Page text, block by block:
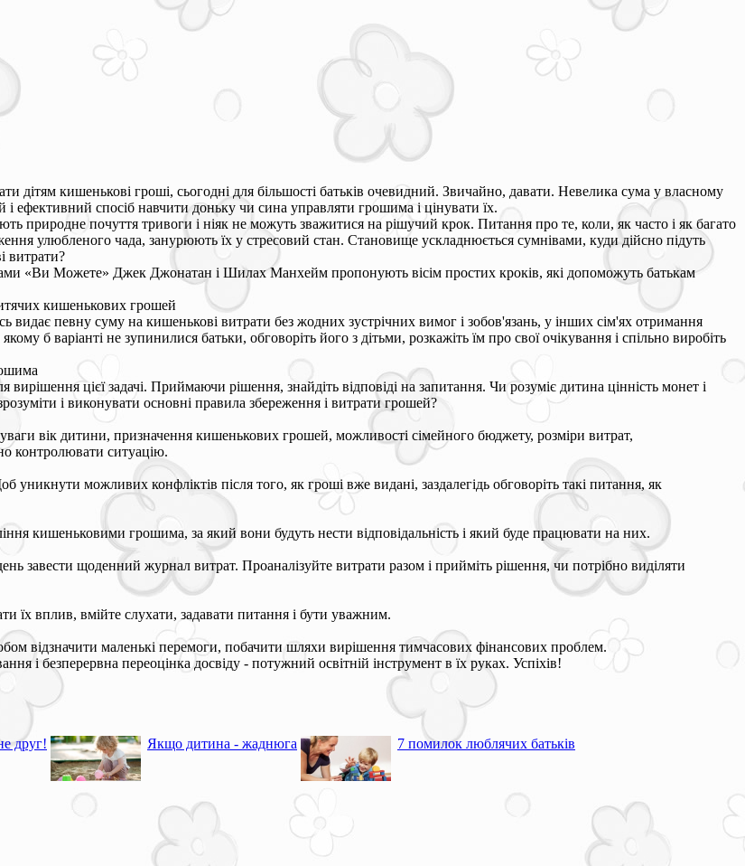
дітям кишенькові гроші, сьогодні для більшості батьків очевидний. Звичайно, давати. Невелика сума у власному
і ефективний спосіб навчити доньку чи сина управляти грошима і цінувати їх.
природне почуття тривоги і ніяк не можуть зважитися на рішучий крок. Питання про те, коли, як часто і як багато
улюбленого чада, занурюють їх у стресовий стан. Становище ускладнюється сумнівами, куди дійсно підуть
витрати?
«Ви Можете» Джек Джонатан і Шилах Манхейм пропонують вісім простих кроків, які допоможуть батькам
кишенькових грошей
видає певну суму на кишенькові витрати без жодних зустрічних вимог і зобов'язань, у інших сім'ях отримання
б варіанті не зупинилися батьки, обговоріть його з дітьми, розкажіть їм про свої очікування і спільно виробіть
вирішення цієї задачі. Приймаючи рішення, знайдіть відповіді на запитання. Чи розуміє дитина цінність монет і
і виконувати основні правила збереження і витрати грошей?
вік дитини, призначення кишенькових грошей, можливості сімейного бюджету, розміри витрат,
контролювати ситуацію.
можливих конфліктів після того, як гроші вже видані, заздалегідь обговоріть такі питання, як
кишеньковими грошима, за який вони будуть нести відповідальність і який буде працювати на них.
завести щоденний журнал витрат. Проаналізуйте витрати разом і прийміть рішення, чи потрібно виділяти
їх вплив, вмійте слухати, задавати питання і бути уважним.
відзначити маленькі перемоги, побачити шляхи вирішення тимчасових фінансових проблем.
і безперервна переоцінка досвіду - потужний освітній інструмент в їх руках. Успіхів!
друг! Якщо дитина - жаднюга 7 помилок люблячих батьків